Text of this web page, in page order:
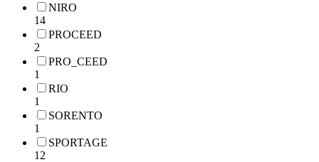
NIRO
14
PROCEED
2
PRO_CEED
1
RIO
1
SORENTO
1
SPORTAGE
12